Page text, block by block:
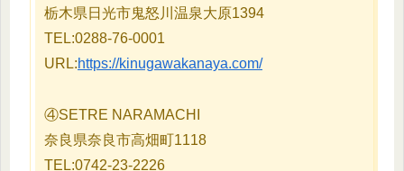
栃木県日光市鬼怒川温泉大原1394
TEL:0288-76-0001
URL:https://kinugawakanaya.com/
④SETRE NARAMACHI
奈良県奈良市高畑町1118
TEL:0742-23-2226